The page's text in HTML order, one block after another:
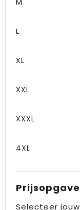
L
XL
XXL
XXXL
4XL
Prijsopgave
Selecteer